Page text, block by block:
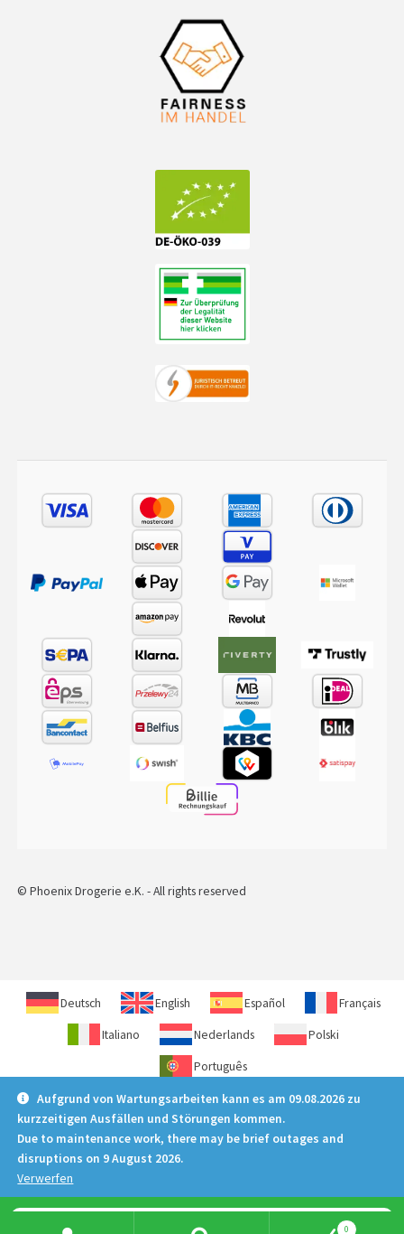
Aufgrund von Wartungsarbeiten kann es am 09.08.2026 zu
kurzzeitigen Ausfällen und Störungen kommen.
Due to maintenance work, there may be brief outages and
disruptions on 9 August 2026.
Verwerfen
© Phoenix Drogerie e.K. - All rights reserved
0
Deutsch English Español Français
Italiano Nederlands Polski
Português